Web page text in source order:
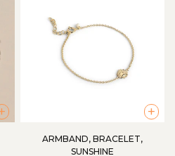
+
ARMBAND, BRACELET,
SUNSHINE